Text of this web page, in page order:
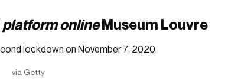
platformonlineMuseum Louvre
via Getty